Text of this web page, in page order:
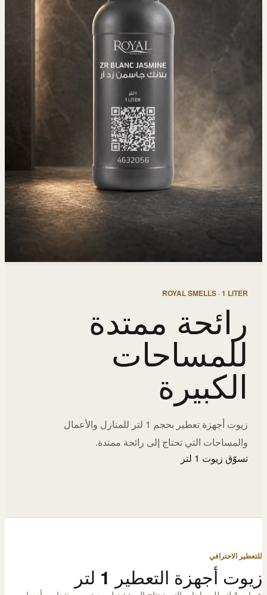
ROYAL SMELLS · 1 LITER
رائحة ممتدة
للمساحات
الكبيرة
زيوت أجهزة تعطير بحجم 1 لتر للمنازل والأعمال
والمساحات التي تحتاج إلى رائحة ممتدة.
تسوّق زيوت 1 لتر
للتعطير الاحترافي
زيوت أجهزة التعطير 1 لتر